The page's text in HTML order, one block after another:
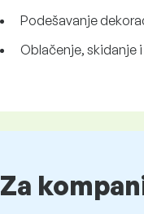
Podešavanje
Oblačenje, skidanje
Za